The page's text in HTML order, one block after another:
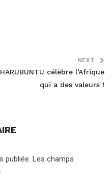
NEXT
HARUBUNTU célèbre l’Afrique
qui a des valeurs !
publiée. Les champs